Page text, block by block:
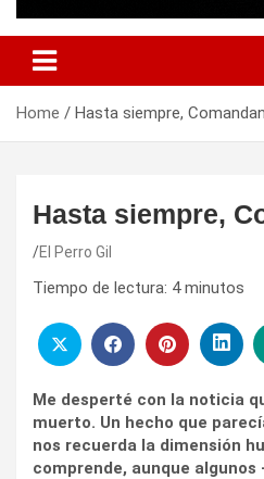
Home Hasta siempre,
Hasta siempre,
El Perro Gil
Tiempo de lectura: 4 minutos
Me desperté con la noticia
muerto. Un hecho que
nos recuerda la dimensión
comprende, aunque